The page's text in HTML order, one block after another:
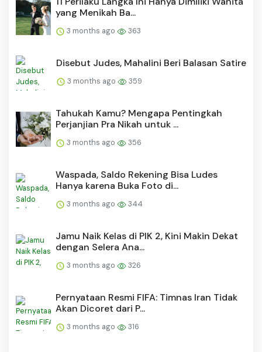
yang Menikah Ba...
3 months ago 363
Disebut Judes, Mahalini Beri Balasan Satire
3 months ago 359
Tahukah Kamu? Mengapa Pentingkah
Perjanjian Pra Nikah untuk ...
3 months ago 356
Waspada, Saldo Rekening Bisa Ludes
Hanya karena Buka Foto di...
3 months ago 344
Jamu Naik Kelas di PIK 2, Kini Makin Dekat
dengan Selera Ana...
3 months ago 326
Pernyataan Resmi FIFA: Timnas Iran Tidak
Akan Dicoret dari P...
3 months ago 316